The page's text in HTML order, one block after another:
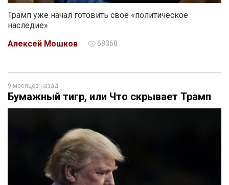
Трамп уже начал готовить своё «политическое
наследие»
Алексей Мошков
68368
9 месяцев назад
Бумажный тигр, или Что скрывает Трамп